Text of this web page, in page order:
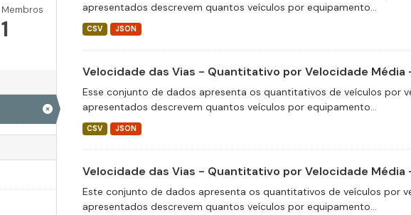
Membros
1
apresentados descrevem quantos veículos por equipamento...
CSV JSON
Velocidade das Vias - Quantitativo por Velocidade Média
Esse conjunto de dados apresenta os quantitativos de veículos por
apresentados descrevem quantos veículos por equipamento...
CSV JSON
Velocidade das Vias - Quantitativo por Velocidade Média
Este conjunto de dados apresenta os quantitativos de veículos por
apresentados descrevem quantos veículos por equipamento...